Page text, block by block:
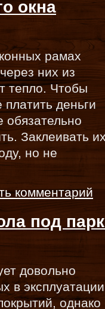
окна
рамах
них из
тепло. Чтобы
платить деньги
обязательно
Заклеивать
но не
комментарий
под
довольно
в эксплуатации
однако